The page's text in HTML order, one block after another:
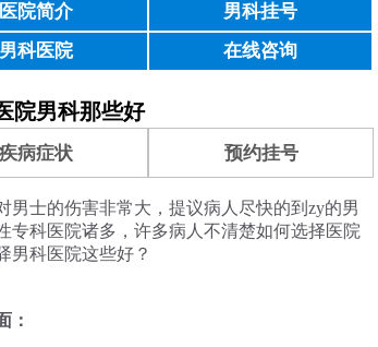
医院简介
男科挂号
男科医院
在线咨询
院男科那些好
疾病症状 预约挂号
男士的伤害非常大，提议病人尽快的到zy的男
专科医院诸多，许多病人不清楚如何选择医院
男科医院这些好？
：